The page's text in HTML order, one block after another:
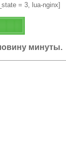
= 3, lua-nginx]
минуты.